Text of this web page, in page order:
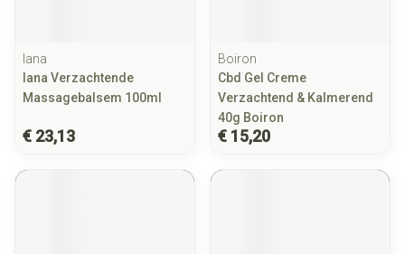
Iana
Iana Verzachtende
Massagebalsem 100ml
€ 23,13
Boiron
Cbd Gel Creme
Verzachtend & Kalmerend
40g Boiron
€ 15,20